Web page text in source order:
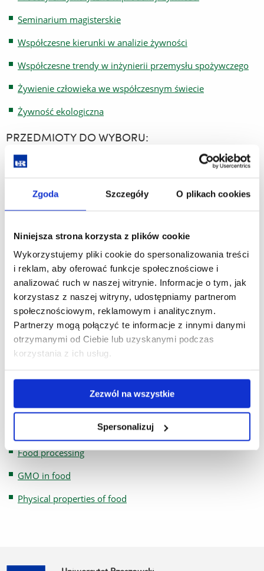
Zgoda Szczegóły O plikach cookies
Niniejsza strona korzysta z plików cookie
Wykorzystujemy pliki cookie do spersonalizowania treści
i reklam, aby oferować funkcje społecznościowe i
analizować ruch w naszej witrynie. Informacje o tym, jak
korzystasz z naszej witryny, udostępniamy partnerom
społecznościowym, reklamowym i analitycznym.
Partnerzy mogą połączyć te informacje z innymi danymi
otrzymanymi od Ciebie lub uzyskanymi podczas
korzystania z ich usług.
Zezwól na wszystkie
Spersonalizuj
Seminarium magisterskie
Współczesne kierunki w analizie żywności
Współczesne trendy w inżynierii przemysłu spożywczego
Żywienie człowieka we współczesnym świecie
Żywność ekologiczna
PRZEDMIOTY DO WYBORU:
Analityka substancji smakowo-zapachowych
Funkcjonalne napoje mleczne
żywność tradycyjna i regionalna
ROK II (Rok akademicki 2022/2023)
Analiza zafałszowań żywności
Analiza zagrożeń zdrowotnej żywności
Metody fizyczne w analizie żywności
Pracownia magisterska
ELEKTYW:
Food processing
GMO in food
Physical properties of food